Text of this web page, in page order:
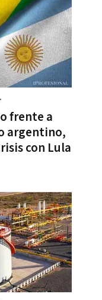
frente a
argentino,
con Lula